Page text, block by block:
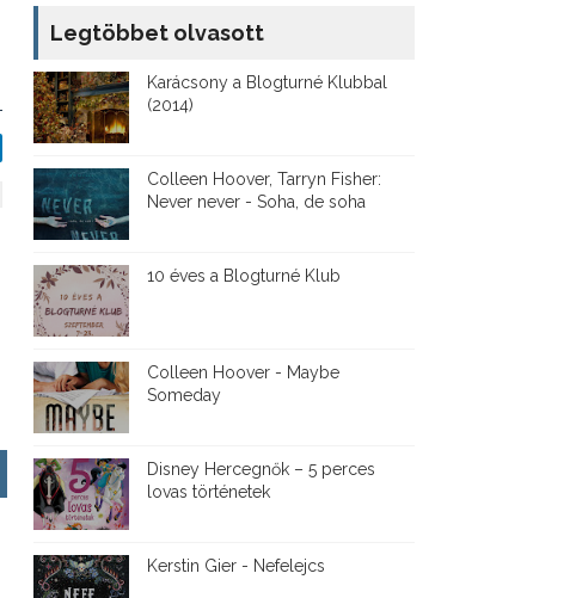
Legtöbbet olvasott
Karácsony a Blogturné Klubbal
(2014)
Colleen Hoover, Tarryn Fisher:
Never never - Soha, de soha
10 éves a Blogturné Klub
Colleen Hoover - Maybe
Someday
Disney ​Hercegnők – 5 perces
lovas történetek
Kerstin Gier - Nefelejcs